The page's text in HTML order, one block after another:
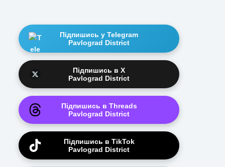
Підпишись у Telegram
Pavlograd District
Підпишись в X
Pavlograd District
Підпишись в Threads
Pavlograd District
Підпишись в TikTok
Pavlograd District